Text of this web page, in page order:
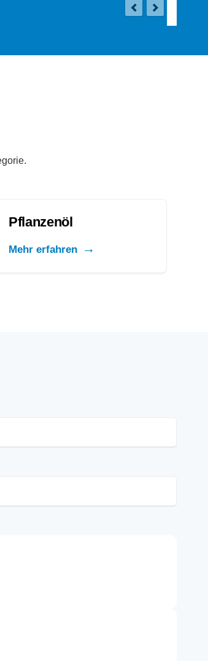
Pflanzenöl
Mehr erfahren